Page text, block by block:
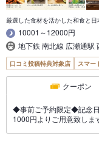
厳選した食材を活かした和食と日
10001～12000円
地下鉄 南北線 広瀬通駅
口コミ投稿特典対象店 スマー
クーポン
◆事前ご予約限定◆記念
1000円よりご用意致しま